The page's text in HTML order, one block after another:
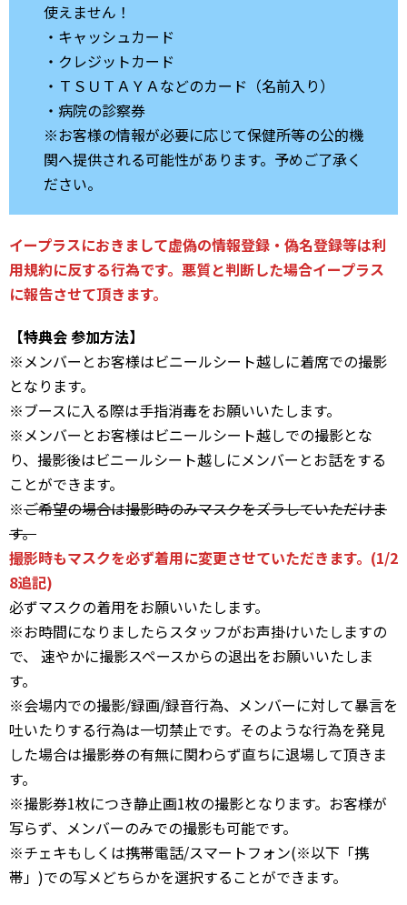
使えません！
・キャッシュカード
・クレジットカード
・ＴＳＵＴＡＹＡなどのカード（名前入り）
・病院の診察券
※お客様の情報が必要に応じて保健所等の公的機
関へ提供される可能性があります。予めご了承く
ださい。
イープラスにおきまして虚偽の情報登録・偽名登録等は利
用規約に反する行為です。悪質と判断した場合イープラス
に報告させて頂きます。
【特典会 参加方法】
※メンバーとお客様はビニールシート越しに着席での撮影
となります。
※ブースに入る際は手指消毒をお願いいたします。
※メンバーとお客様はビニールシート越しでの撮影とな
り、撮影後はビニールシート越しにメンバーとお話をする
ことができます。
※ご希望の場合は撮影時のみマスクをズラしていただけま
す。
撮影時もマスクを必ず着用に変更させていただきます。(1/2
8追記)
必ずマスクの着用をお願いいたします。
※お時間になりましたらスタッフがお声掛けいたしますの
で、 速やかに撮影スペースからの退出をお願いいたしま
す。
※会場内での撮影/録画/録音行為、メンバーに対して暴言を
吐いたりする行為は一切禁止です。そのような行為を発見
した場合は撮影券の有無に関わらず直ちに退場して頂きま
す。
※撮影券1枚につき静止画1枚の撮影となります。お客様が
写らず、メンバーのみでの撮影も可能です。
※チェキもしくは携帯電話/スマートフォン(※以下「携
帯」)での写メどちらかを選択することができます。